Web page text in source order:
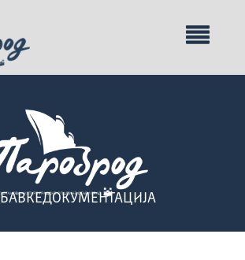
ДОКУМЕНТАЦИЈА